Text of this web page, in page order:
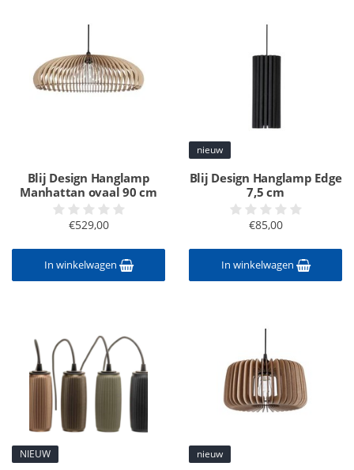
Blij Design Hanglamp
Manhattan ovaal 90 cm
€529,00
In winkelwagen
nieuw
Blij Design Hanglamp Edge
7,5 cm
€85,00
In winkelwagen
NIEUW nieuw